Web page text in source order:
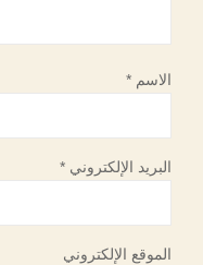
الاسم*
البريد الإلكتروني*
الموقع الإلكتروني